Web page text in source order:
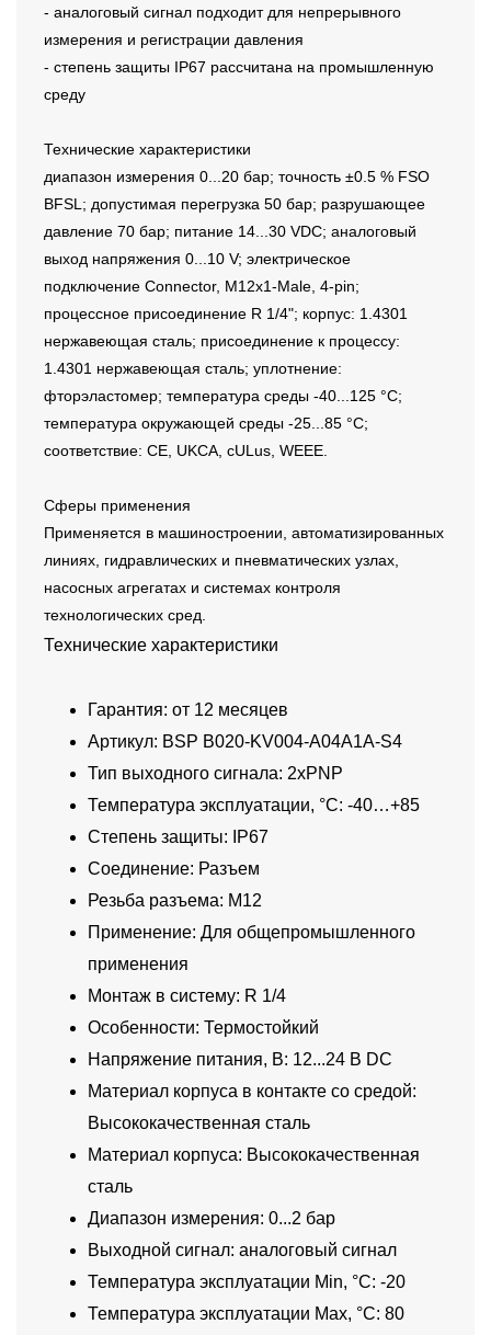
- аналоговый сигнал подходит для непрерывного
измерения и регистрации давления
- степень защиты IP67 рассчитана на промышленную
среду
Технические характеристики
диапазон измерения 0...20 бар; точность ±0.5 % FSO
BFSL; допустимая перегрузка 50 бар; разрушающее
давление 70 бар; питание 14...30 VDC; аналоговый
выход напряжения 0...10 V; электрическое
подключение Connector, M12x1-Male, 4-pin;
процессное присоединение R 1/4"; корпус: 1.4301
нержавеющая сталь; присоединение к процессу:
1.4301 нержавеющая сталь; уплотнение:
фторэластомер; температура среды -40...125 °C;
температура окружающей среды -25...85 °C;
соответствие: CE, UKCA, cULus, WEEE.
Сферы применения
Применяется в машиностроении, автоматизированных
линиях, гидравлических и пневматических узлах,
насосных агрегатах и системах контроля
технологических сред.
Технические характеристики
Гарантия: от 12 месяцев
Артикул: BSP B020-KV004-A04A1A-S4
Тип выходного сигнала: 2xPNP
Температура эксплуатации, °C: -40…+85
Степень защиты: IP67
Соединение: Разъем
Резьба разъема: M12
Применение: Для общепромышленного
применения
Монтаж в систему: R 1/4
Особенности: Термостойкий
Напряжение питания, В: 12...24 В DC
Материал корпуса в контакте со средой:
Высококачественная сталь
Материал корпуса: Высококачественная
сталь
Диапазон измерения: 0...2 бар
Выходной сигнал: аналоговый сигнал
Температура эксплуатации Min, °C: -20
Температура эксплуатации Max, °C: 80